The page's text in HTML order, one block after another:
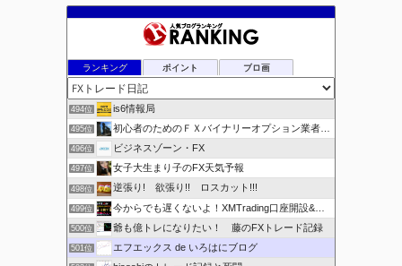
ランキング ポイント ブロ画
494位 is6情報局
495位 初心者のためのＦＸバイナリーオプション業者比較.com
496位 ビジネスゾーン・FX
497位 女子大生まり子のFX天気予報
498位 逆張り! 欲張り!! ロスカット!!!
499位 今からでも遅くないよ！XMTrading口座開設&攻略ブログ
500位 爺も億トレになりたい！ 藤のFXトレード記録
501位 エフエックス de いろはにブログ